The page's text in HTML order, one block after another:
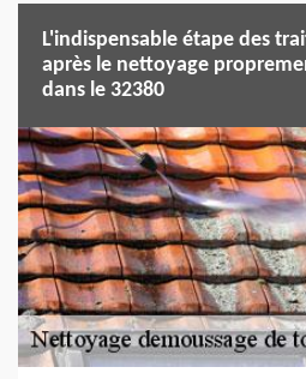
L'indispensable étape des
après le nettoyage
dans le 32380